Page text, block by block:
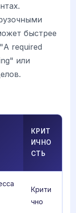
быстрее
required
или
КРИТ
ИЧНО
СТЬ
Крити
чно